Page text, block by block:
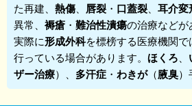
た再建、 熱傷 唇裂 ・ 口蓋裂 耳介変
異常、 褥瘡 ・ 難治性潰瘍の治療などが
実際に形成外科を標榜する医療機関で
行っている場合があります。 ほくろ
ザー治療）、 多汗症 ・ わきが（腋臭）